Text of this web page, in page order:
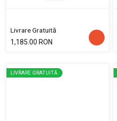
Livrare Gratuită
1,185.00 RON
LIVRARE GRATUITĂ